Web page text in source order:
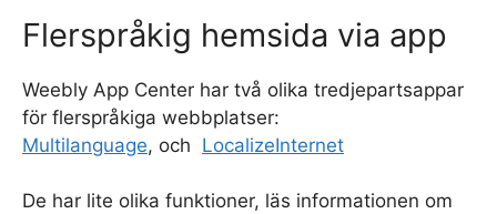
Flerspråkig hemsida via app
Weebly App Center har två olika tredjepartsappar
för flerspråkiga webbplatser:
Multilanguage, och LocalizeInternet
De har lite olika funktioner, läs informationen om